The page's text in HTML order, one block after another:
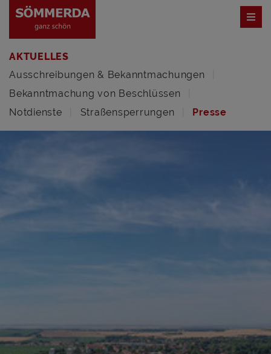
AKTUELLES
Ausschreibungen & Bekanntmachungen
Bekanntmachung von Beschlüssen
Notdienste
Straßensperrungen Presse